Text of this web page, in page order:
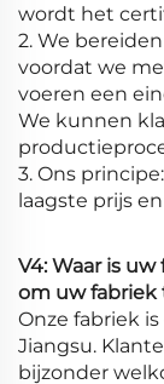
wordt het
2. We
voordat we
voeren een
We kunnen
3. Ons
laagste prijs
V4: Waar is
om uw fabriek
Onze fabriek
Jiangsu.
bijzonder